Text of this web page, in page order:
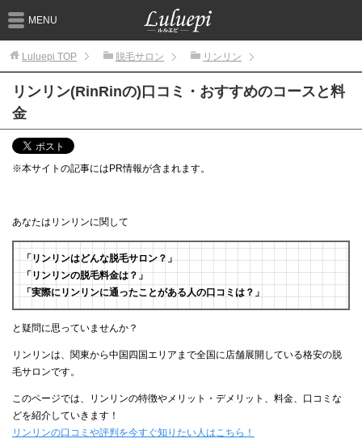
MENU
Luluepi TOP 脱毛サロン リンリン
リンリン(RinRinの)口コミ・おすすめのコースと料
金
※本サイトの記事にはPR情報が含まれます。
あなたはリンリンに関して
「リンリンはどんな脱毛サロン？」
「リンリンの脱毛料金は？」
「実際にリンリンに通ったことがある人の口コミは？」
と疑問に思っていませんか？
リンリンは、関東から中国四国エリアまで全国に店舗展開している格安の脱
毛サロンです。
このページでは、リンリンの特徴やメリット・デメリット、料金、口コミな
どを紹介していきます！
リンリンの口コミや評判を今すぐ知りたい人はこちら！